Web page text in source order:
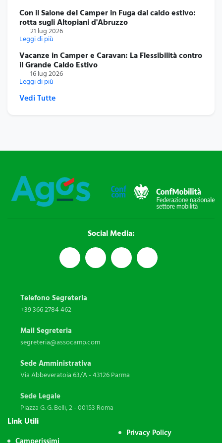
Con il Salone del Camper in Fuga dal caldo estivo:
rotta sugli Altopiani d'Abruzzo
21 lug 2026
Leggi di più
Vacanze in Camper e Caravan: La Flessibilità contro
il Grande Caldo Estivo
16 lug 2026
Leggi di più
Vedi Tutte
Social Media:
Telefono Segreteria
+39 366 2784 462
Mail Segreteria
segreteria@assocamp.com
Sede Amministrativa
Via Abbeveratoia 63/A - 43126 Parma
Sede Legale
Piazza G. G. Belli, 2 - 00153 Roma
Link Utili
Privacy Policy